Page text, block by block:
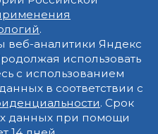
.
веб-аналитики Яндекс
использовать
с использованием
в соответствии с
. Срок
данных при помощи